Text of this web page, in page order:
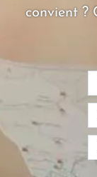
convient ?